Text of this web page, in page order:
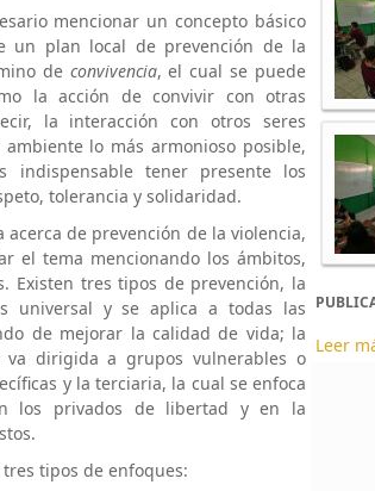
mencionar un concepto básico
un plan local de prevención de la
de convivencia, el cual se puede
la acción de convivir con otras
la interacción con otros seres
lo más armonioso posible,
indispensable tener presente los
tolerancia y solidaridad.
acerca de prevención de la violencia,
el tema mencionando los ámbitos,
Existen tres tipos de prevención, la
universal y se aplica a todas las
de mejorar la calidad de vida; la
va dirigida a grupos vulnerables o
y la terciaria, la cual se enfoca
los privados de libertad y en la
tres tipos de enfoques:
Leer